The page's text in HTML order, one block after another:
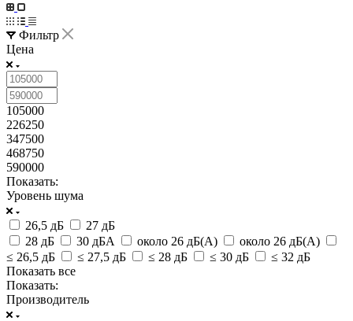
Фильтр
Цена
105000
226250
347500
468750
590000
Показать:
Уровень шума
26,5 дБ
27 дБ
28 дБ
30 дБА около 26 дБ(A)
около 26 дБ(A)
≤ 26,5 дБ
≤ 27,5 дБ ≤ 28 дБ ≤ 30 дБ
≤ 32 дБ
Показать все
Показать:
Производитель